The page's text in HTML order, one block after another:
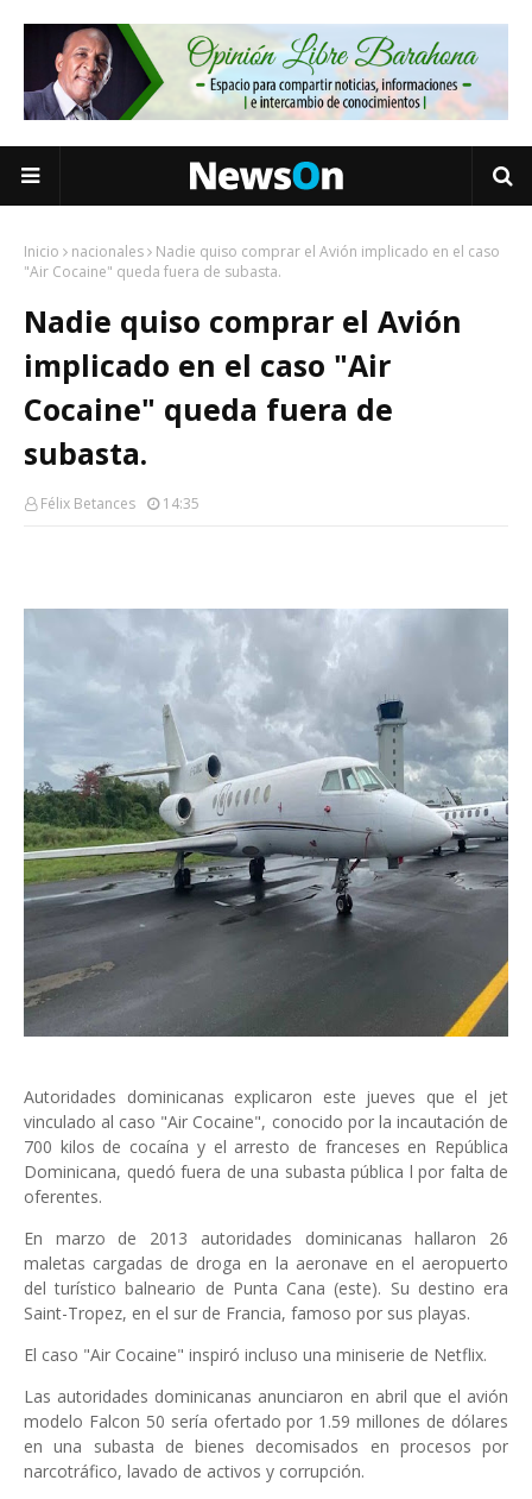
Inicio nacionales
Nadie quiso comprar el Avión implicado en el caso
"Air Cocaine" queda fuera de subasta.
Nadie quiso comprar el Avión
implicado en el caso "Air
Cocaine" queda fuera de
subasta.
Félix Betances 14:35
Autoridades dominicanas explicaron este jueves que el jet
vinculado al caso "Air Cocaine", conocido por la incautación de
700 kilos de cocaína y el arresto de franceses en República
Dominicana, quedó fuera de una subasta pública l por falta de
oferentes.
En marzo de 2013 autoridades dominicanas hallaron 26
maletas cargadas de droga en la aeronave en el aeropuerto
del turístico balneario de Punta Cana (este). Su destino era
Saint-Tropez, en el sur de Francia, famoso por sus playas.
El caso "Air Cocaine" inspiró incluso una miniserie de Netflix.
Las autoridades dominicanas anunciaron en abril que el avión
modelo Falcon 50 sería ofertado por 1.59 millones de dólares
en una subasta de bienes decomisados en procesos por
narcotráfico, lavado de activos y corrupción.